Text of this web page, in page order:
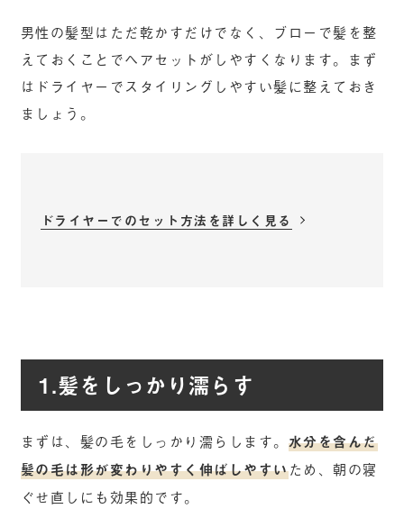
男性の髪型はただ乾かすだけでなく、ブローで髪を整
えておくことでヘアセットがしやすくなります。まず
はドライヤーでスタイリングしやすい髪に整えておき
ましょう。
ドライヤーでのセット方法を詳しく見る
1.髪をしっかり濡らす
まずは、髪の毛をしっかり濡らします。 水分を含んだ
髪の毛は形が変わりやすく伸ばしやすいため、朝の寝
ぐせ直しにも効果的です。